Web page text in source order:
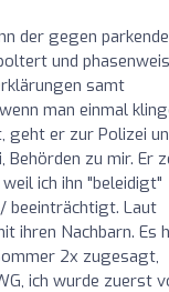
der gegen parkende
und
samt
man einmal
geht er zur Polizei
Behörden zu mir. Er
ich ihn "beleidigt"
beeinträchtigt. Laut
ihren Nachbarn. Es
2x zugesagt,
ich wurde zuerst